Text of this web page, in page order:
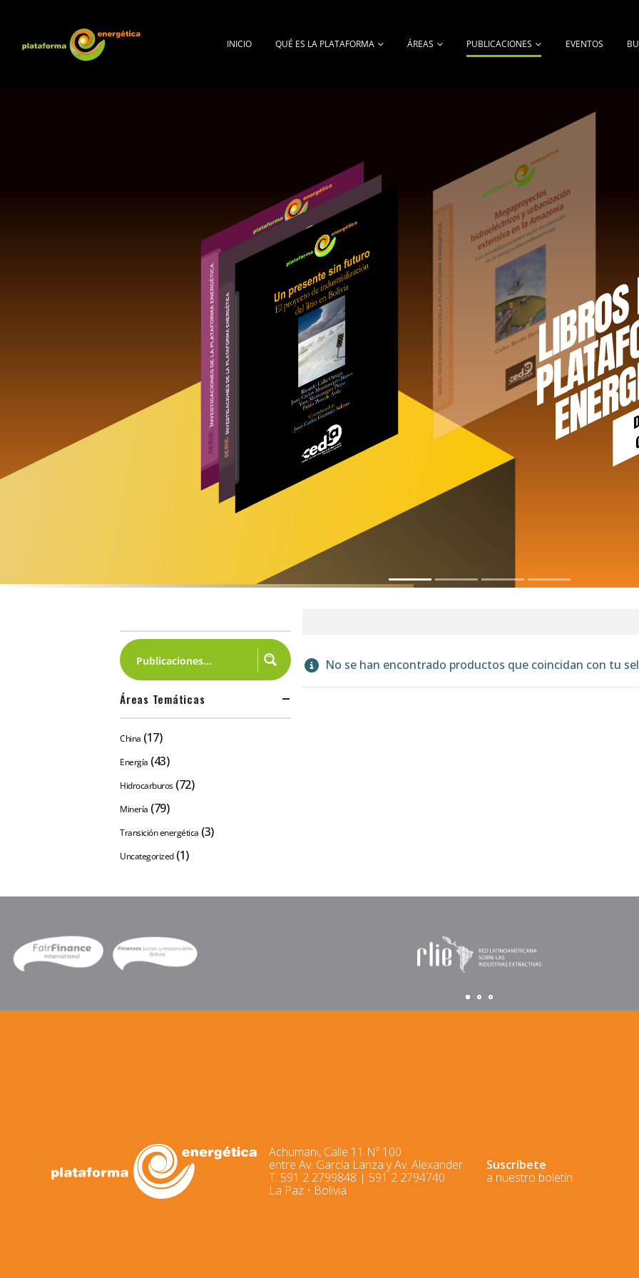
INICIO QUÉ ES LA PLATAFORMA ÁREAS PUBLICACIONES EVENTOS
No se han encontrado productos que coincidan con tu
Áreas Temáticas
China (17)
Energía (43)
Hidrocarburos (72)
Minería (79)
Transición energética (3)
Uncategorized (1)
Achumani, Calle 11 Nº 100
entre Av. García Lanza y Av. Alexander
T: 591 2 2799848 | 591 2 2794740
La Paz • Bolivia
Suscríbete
a nuestro boletín